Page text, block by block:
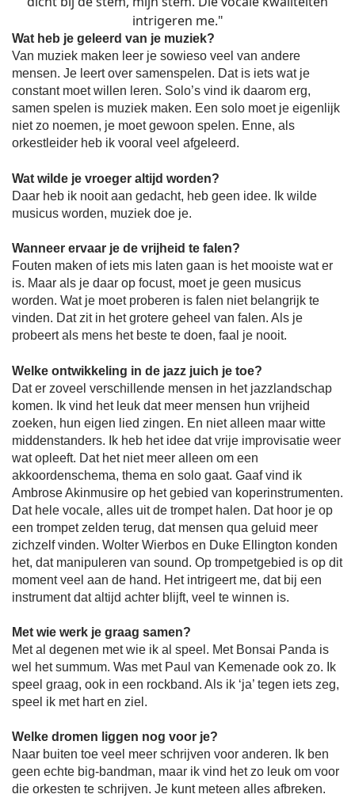
intrigeren me."
Wat heb je geleerd van je muziek?
Van muziek maken leer je sowieso veel van andere
mensen. Je leert over samenspelen. Dat is iets wat je
constant moet willen leren. Solo’s vind ik daarom erg,
samen spelen is muziek maken. Een solo moet je eigenlijk
niet zo noemen, je moet gewoon spelen. Enne, als
orkestleider heb ik vooral veel afgeleerd.
Wat wilde je vroeger altijd worden?
Daar heb ik nooit aan gedacht, heb geen idee. Ik wilde
musicus worden, muziek doe je.
Wanneer ervaar je de vrijheid te falen?
Fouten maken of iets mis laten gaan is het mooiste wat er
is. Maar als je daar op focust, moet je geen musicus
worden. Wat je moet proberen is falen niet belangrijk te
vinden. Dat zit in het grotere geheel van falen. Als je
probeert als mens het beste te doen, faal je nooit.
Welke ontwikkeling in de jazz juich je toe?
Dat er zoveel verschillende mensen in het jazzlandschap
komen. Ik vind het leuk dat meer mensen hun vrijheid
zoeken, hun eigen lied zingen. En niet alleen maar witte
middenstanders. Ik heb het idee dat vrije improvisatie weer
wat opleeft. Dat het niet meer alleen om een
akkoordenschema, thema en solo gaat. Gaaf vind ik
Ambrose Akinmusire op het gebied van koperinstrumenten.
Dat hele vocale, alles uit de trompet halen. Dat hoor je op
een trompet zelden terug, dat mensen qua geluid meer
zichzelf vinden. Wolter Wierbos en Duke Ellington konden
het, dat manipuleren van sound. Op trompetgebied is op dit
moment veel aan de hand. Het intrigeert me, dat bij een
instrument dat altijd achter blijft, veel te winnen is.
Met wie werk je graag samen?
Met al degenen met wie ik al speel. Met Bonsai Panda is
wel het summum. Was met Paul van Kemenade ook zo. Ik
speel graag, ook in een rockband. Als ik ‘ja’ tegen iets zeg,
speel ik met hart en ziel.
Welke dromen liggen nog voor je?
Naar buiten toe veel meer schrijven voor anderen. Ik ben
geen echte big-bandman, maar ik vind het zo leuk om voor
die orkesten te schrijven. Je kunt meteen alles afbreken.